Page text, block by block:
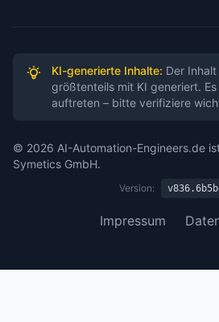
KI-generierte Inhalte: Der
größtenteils mit KI generiert. Es
auftreten – bitte verifiziere
© 2026 AI-Automation-Engineers.de
Symetics GmbH.
Version:
Impressum